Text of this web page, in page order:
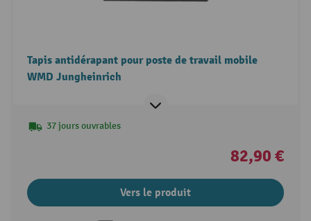
Tapis antidérapant pour poste de travail mobile
WMD Jungheinrich
37 jours ouvrables
82,90 €
Vers le produit